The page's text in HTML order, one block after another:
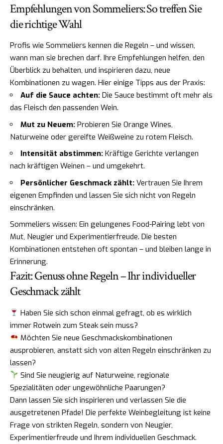
Empfehlungen von Sommeliers: So treffen Sie
die richtige Wahl
Profis wie Sommeliers kennen die Regeln – und wissen,
wann man sie brechen darf. Ihre Empfehlungen helfen, den
Überblick zu behalten, und inspirieren dazu, neue
Kombinationen zu wagen. Hier einige Tipps aus der Praxis:
Auf die Sauce achten: Die Sauce bestimmt oft mehr als
das Fleisch den passenden Wein.
Mut zu Neuem: Probieren Sie Orange Wines,
Naturweine oder gereifte Weißweine zu rotem Fleisch.
Intensität abstimmen: Kräftige Gerichte verlangen
nach kräftigen Weinen – und umgekehrt.
Persönlicher Geschmack zählt: Vertrauen Sie Ihrem
eigenen Empfinden und lassen Sie sich nicht von Regeln
einschränken.
Sommeliers wissen: Ein gelungenes Food-Pairing lebt von
Mut, Neugier und Experimentierfreude. Die besten
Kombinationen entstehen oft spontan – und bleiben lange in
Erinnerung.
Fazit: Genuss ohne Regeln – Ihr individueller
Geschmack zählt
Haben Sie sich schon einmal gefragt, ob es wirklich
immer Rotwein zum Steak sein muss?
Möchten Sie neue Geschmackskombinationen
ausprobieren, anstatt sich von alten Regeln einschränken zu
lassen?
Sind Sie neugierig auf Naturweine, regionale
Spezialitäten oder ungewöhnliche Paarungen?
Dann lassen Sie sich inspirieren und verlassen Sie die
ausgetretenen Pfade! Die perfekte Weinbegleitung ist keine
Frage von strikten Regeln, sondern von Neugier,
Experimentierfreude und Ihrem individuellen Geschmack.